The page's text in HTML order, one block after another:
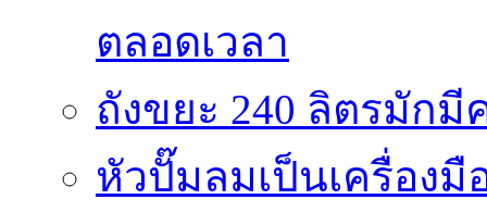
ตลอดเวลา
ถังขยะ 240 ลิตรมัก
หัวปั๊มลมเป็นเครื่องมื